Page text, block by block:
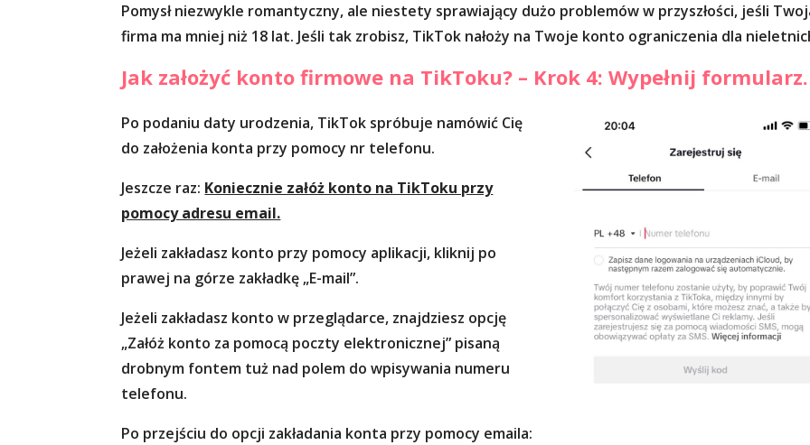
Pomysł niezwykle romantyczny, ale niestety sprawiający dużo problemów w przyszłości, jeśli
firma ma mniej niż 18 lat. Jeśli tak zrobisz, TikTok nałoży na Twoje konto ograniczenia dla
Jak założyć konto firmowe na TikToku? – Krok 4: Wypełnij formularz.
Po podaniu daty urodzenia, TikTok spróbuje namówić Cię
do założenia konta przy pomocy nr telefonu.
Jeszcze raz: Koniecznie załóż konto na TikToku przy
pomocy adresu email.
Jeżeli zakładasz konto przy pomocy aplikacji, kliknij po
prawej na górze zakładkę „E-mail”.
Jeżeli zakładasz konto w przeglądarce, znajdziesz opcję
„Załóż konto za pomocą poczty elektronicznej” pisaną
drobnym fontem tuż nad polem do wpisywania numeru
telefonu.
Po przejściu do opcji zakładania konta przy pomocy emaila: